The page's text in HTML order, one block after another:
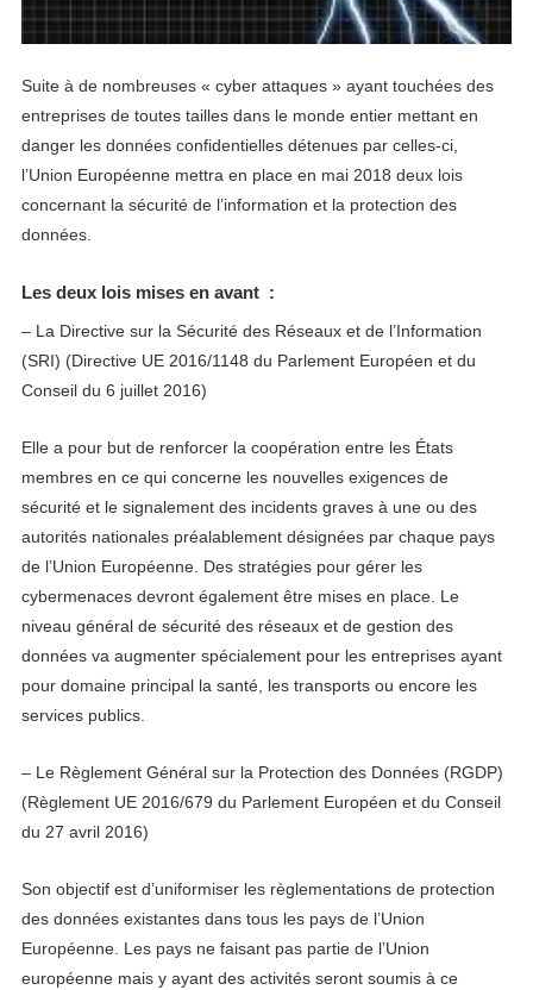
Suite à de nombreuses « cyber attaques » ayant touchées des
entreprises de toutes tailles dans le monde entier mettant en
danger les données confidentielles détenues par celles-ci,
l’Union Européenne mettra en place en mai 2018 deux lois
concernant la sécurité de l’information et la protection des
données.
Les deux lois mises en avant :
– La Directive sur la Sécurité des Réseaux et de l’Information
(SRI) (Directive UE 2016/1148 du Parlement Européen et du
Conseil du 6 juillet 2016)
Elle a pour but de renforcer la coopération entre les États
membres en ce qui concerne les nouvelles exigences de
sécurité et le signalement des incidents graves à une ou des
autorités nationales préalablement désignées par chaque pays
de l’Union Européenne. Des stratégies pour gérer les
cybermenaces devront également être mises en place. Le
niveau général de sécurité des réseaux et de gestion des
données va augmenter spécialement pour les entreprises ayant
pour domaine principal la santé, les transports ou encore les
services publics.
– Le Règlement Général sur la Protection des Données (RGDP)
(Règlement UE 2016/679 du Parlement Européen et du Conseil
du 27 avril 2016)
Son objectif est d’uniformiser les règlementations de protection
des données existantes dans tous les pays de l’Union
Européenne. Les pays ne faisant pas partie de l’Union
européenne mais y ayant des activités seront soumis à ce